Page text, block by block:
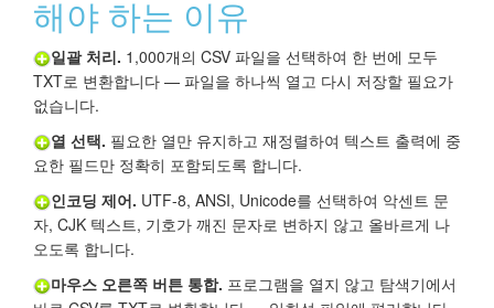
해야 하는 이유
일괄 처리. 1,000개의 CSV 파일을 선택하여 한 번에 모두
TXT로 변환합니다 — 파일을 하나씩 열고 다시 저장할 필요가
없습니다.
열 선택. 필요한 열만 유지하고 재정렬하여 텍스트 출력에 중
요한 필드만 정확히 포함되도록 합니다.
인코딩 제어. UTF-8, ANSI, Unicode를 선택하여 악센트 문
자, CJK 텍스트, 기호가 깨진 문자로 변하지 않고 올바르게 나
오도록 합니다.
마우스 오른쪽 버튼 통합. 프로그램을 열지 않고 탐색기에서